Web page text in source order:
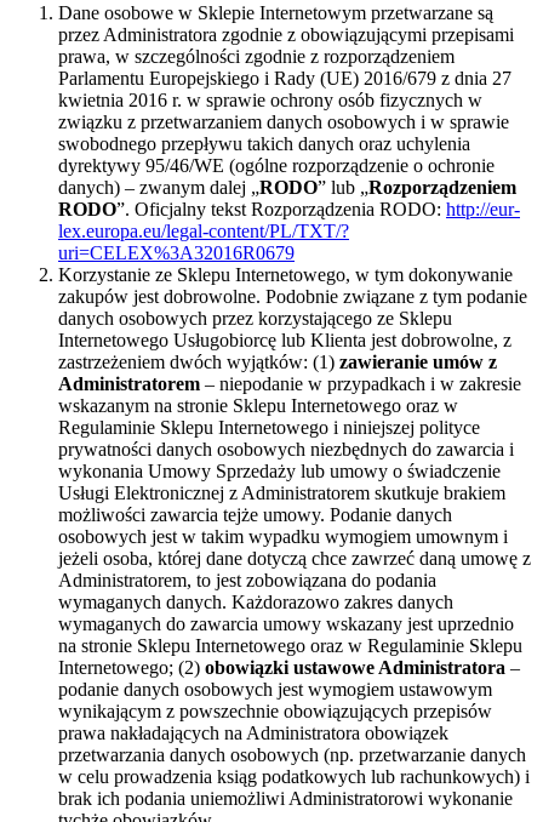
Dane osobowe w Sklepie Internetowym przetwarzane są
przez Administratora zgodnie z obowiązującymi przepisami
prawa, w szczególności zgodnie z rozporządzeniem
Parlamentu Europejskiego i Rady (UE) 2016/679 z dnia 27
kwietnia 2016 r. w sprawie ochrony osób fizycznych w
związku z przetwarzaniem danych osobowych i w sprawie
swobodnego przepływu takich danych oraz uchylenia
dyrektywy 95/46/WE (ogólne rozporządzenie o ochronie
danych) – zwanym dalej „RODO” lub „Rozporządzeniem
RODO”. Oficjalny tekst Rozporządzenia RODO: http://eur-
lex.europa.eu/legal-content/PL/TXT/?
uri=CELEX%3A32016R0679
Korzystanie ze Sklepu Internetowego, w tym dokonywanie
zakupów jest dobrowolne. Podobnie związane z tym podanie
danych osobowych przez korzystającego ze Sklepu
Internetowego Usługobiorcę lub Klienta jest dobrowolne, z
zastrzeżeniem dwóch wyjątków: (1) zawieranie umów z
Administratorem – niepodanie w przypadkach i w zakresie
wskazanym na stronie Sklepu Internetowego oraz w
Regulaminie Sklepu Internetowego i niniejszej polityce
prywatności danych osobowych niezbędnych do zawarcia i
wykonania Umowy Sprzedaży lub umowy o świadczenie
Usługi Elektronicznej z Administratorem skutkuje brakiem
możliwości zawarcia tejże umowy. Podanie danych
osobowych jest w takim wypadku wymogiem umownym i
jeżeli osoba, której dane dotyczą chce zawrzeć daną umowę z
Administratorem, to jest zobowiązana do podania
wymaganych danych. Każdorazowo zakres danych
wymaganych do zawarcia umowy wskazany jest uprzednio
na stronie Sklepu Internetowego oraz w Regulaminie Sklepu
Internetowego; (2) obowiązki ustawowe Administratora –
podanie danych osobowych jest wymogiem ustawowym
wynikającym z powszechnie obowiązujących przepisów
prawa nakładających na Administratora obowiązek
przetwarzania danych osobowych (np. przetwarzanie danych
w celu prowadzenia ksiąg podatkowych lub rachunkowych) i
brak ich podania uniemożliwi Administratorowi wykonanie